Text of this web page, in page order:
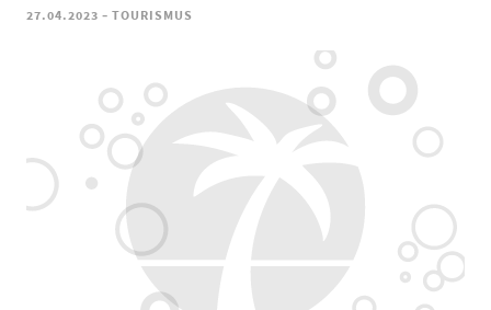
27.04.2023 - TOURISMUS